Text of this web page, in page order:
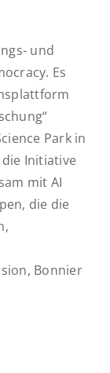
und
Es
Park in
Initiative
mit AI
die die
Bonnier